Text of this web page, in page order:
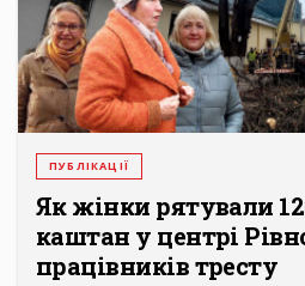
ПУБЛІКАЦІЇ
Як жінки рятували
каштан у центрі
працівників тресту